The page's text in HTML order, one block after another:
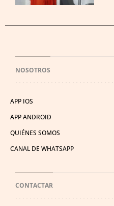
NOSOTROS
APP IOS
APP ANDROID
QUIÉNES SOMOS
CANAL DE WHATSAPP
CONTACTAR